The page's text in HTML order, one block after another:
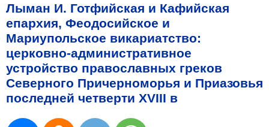
Лыман И. Готфийская и Кафийская
епархия, Феодосийское и
Мариупольское викариатство:
церковно-административное
устройство православных греков
Северного Причерноморья и Приазовья
последней четверти XVIII в